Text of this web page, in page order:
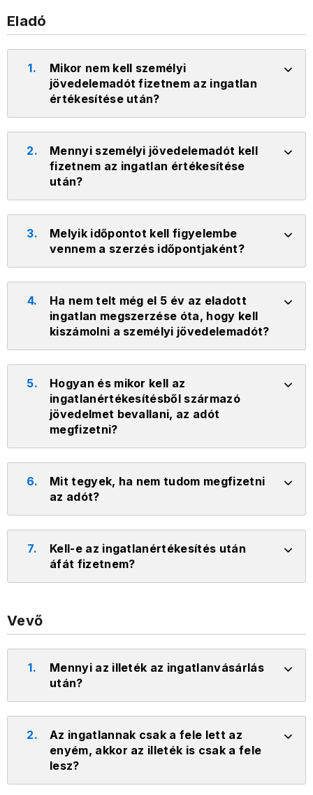
Eladó
1.
Mikor nem kell személyi
jövedelemadót fizetnem az ingatlan
értékesítése után?
2.
Mennyi személyi jövedelemadót kell
fizetnem az ingatlan értékesítése
után?
3.
Melyik időpontot kell figyelembe
vennem a szerzés időpontjaként?
4.
Ha nem telt még el 5 év az eladott
ingatlan megszerzése óta, hogy kell
kiszámolni a személyi jövedelemadót?
5.
Hogyan és mikor kell az
ingatlanértékesítésből származó
jövedelmet bevallani, az adót
megfizetni?
6.
Mit tegyek, ha nem tudom megfizetni
az adót?
7.
Kell-e az ingatlanértékesítés után
áfát fizetnem?
Vevő
1.
Mennyi az illeték az ingatlanvásárlás
után?
2.
Az ingatlannak csak a fele lett az
enyém, akkor az illeték is csak a fele
lesz?